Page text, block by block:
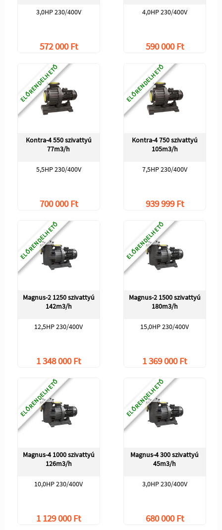
3,0HP 230/400V
572 000 Ft
4,0HP 230/400V
590 000 Ft
ELŐRENDELHETŐ
Kontra-4 550 szivattyú
77m3/h
5,5HP 230/400V
700 000 Ft
ELŐRENDELHETŐ
Kontra-4 750 szivattyú
105m3/h
7,5HP 230/400V
939 999 Ft
ELŐRENDELHETŐ
Magnus-2 1250 szivattyú
142m3/h
12,5HP 230/400V
1 348 000 Ft
ELŐRENDELHETŐ
Magnus-2 1500 szivattyú
180m3/h
15,0HP 230/400V
1 369 000 Ft
ELŐRENDELHETŐ
Magnus-4 1000 szivattyú
126m3/h
10,0HP 230/400V
1 129 000 Ft
ELŐRENDELHETŐ
Magnus-4 300 szivattyú
45m3/h
3,0HP 230/400V
680 000 Ft